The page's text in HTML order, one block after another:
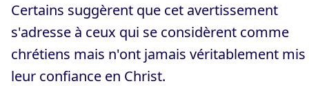
Certains suggèrent que cet avertissement
s'adresse à ceux qui se considèrent comme
chrétiens mais n'ont jamais véritablement mis
leur confiance en Christ.